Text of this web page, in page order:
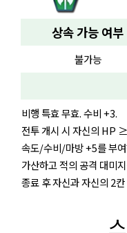
상속 가능 여부
불가능
비행 특효 무효. 수비 +3.
전투 개시 시 자신의 HP
속도/수비/마방 +5를 부
가산하고 적의 공격 대미
종료 후 자신과 자신의 2